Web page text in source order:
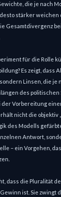
die je nach
stärker
Gesamtdivergenz
für die Rolle
Es zeigt, dass
Linsen, die je
des
der Vorbereitung
nicht die objektiv
des Modells
Antwort,
– ein Vorgehen,
dass die Pluralität
ist. Sie zwingt